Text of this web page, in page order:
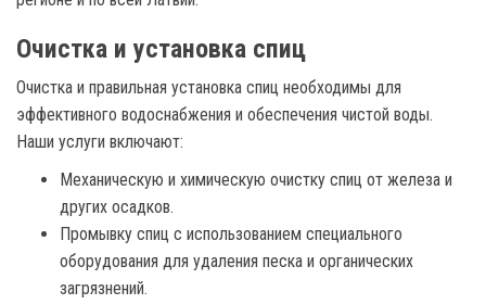
Очистка и установка спиц
Очистка и правильная установка спиц необходимы для
эффективного водоснабжения и обеспечения чистой воды.
Наши услуги включают:
Механическую и химическую очистку спиц от железа и
других осадков.
Промывку спиц с использованием специального
оборудования для удаления песка и органических
загрязнений.